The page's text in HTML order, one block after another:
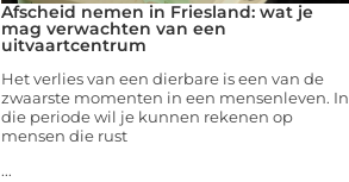
Afscheid nemen in Friesland: wat je
mag verwachten van een
uitvaartcentrum
Het verlies van een dierbare is een van de
zwaarste momenten in een mensenleven. In
die periode wil je kunnen rekenen op
mensen die rust
...